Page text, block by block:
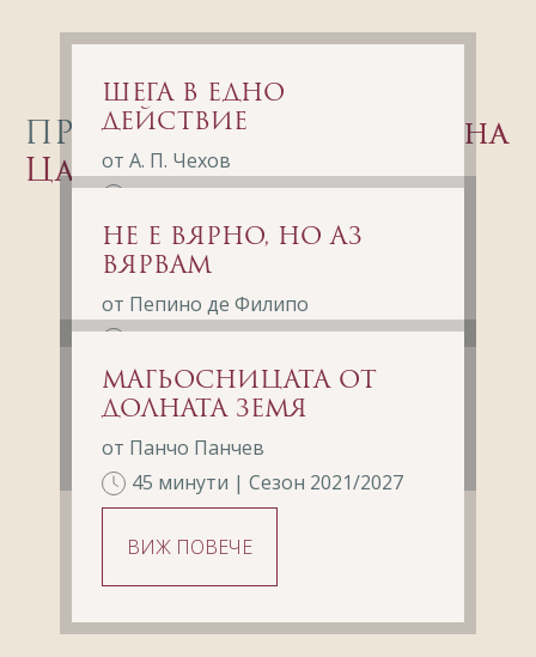
ПРЕДСТАВЛЕНИЯ С
Ванина
Цандева
ШЕГА В ЕДНО
ДЕЙСТВИЕ
от А. П. Чехов
90 минути | Сезон 2017/2019
ВИЖ ПОВЕЧЕ
НЕ Е ВЯРНО, НО АЗ
ВЯРВАМ
от Пепино де Филипо
100 минути | Сезон 2019/2021
ВИЖ ПОВЕЧЕ
МАГЬОСНИЦАТА ОТ
ДОЛНАТА ЗЕМЯ
от Панчо Панчев
45 минути | Сезон 2021/2027
ВИЖ ПОВЕЧЕ